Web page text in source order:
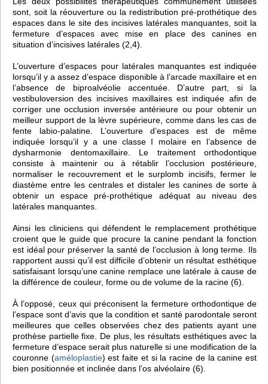
sont, soit la réouverture ou la redistribution pré-prothétique des
espaces dans le site des incisives latérales manquantes, soit la
fermeture d’espaces avec mise en place des canines en
situation d’incisives latérales (2,4).
L’ouverture d’espaces pour latérales manquantes est indiquée
lorsqu’il y a assez d’espace disponible à l’arcade maxillaire et en
l’absence de biproalvéolie accentuée. D’autre part, si la
vestibuloversion des incisives maxillaires est indiquée afin de
corriger une occlusion inversée antérieure ou pour obtenir un
meilleur support de la lèvre supérieure, comme dans les cas de
fente labio-palatine. L’ouverture d’espaces est de même
indiquée lorsqu’il y a une classe I molaire en l’absence de
dysharmonie dentomaxillaire. Le traitement orthodontique
consiste à maintenir ou à rétablir l’occlusion postérieure,
normaliser le recouvrement et le surplomb incisifs, fermer le
diastème entre les centrales et distaler les canines de sorte à
obtenir un espace pré-prothétique adéquat au niveau des
latérales manquantes.
Ainsi les cliniciens qui défendent le remplacement prothétique
croient que le guide que procure la canine pendant la fonction
est idéal pour préserver la santé de l’occlusion à long terme. Ils
rapportent aussi qu’il est difficile d’obtenir un résultat esthétique
satisfaisant lorsqu’une canine remplace une latérale à cause de
la différence de couleur, forme ou de volume de la racine (6).
À l’opposé, ceux qui préconisent la fermeture orthodontique de
l’espace sont d’avis que la condition et santé parodontale seront
meilleures que celles observées chez des patients ayant une
prothèse partielle fixe. De plus, les résultats esthétiques avec la
fermeture d’espace serait plus naturelle si une modification de la
couronne (améloplastie) est faite et si la racine de la canine est
bien positionnée et inclinée dans l’os alvéolaire (6).